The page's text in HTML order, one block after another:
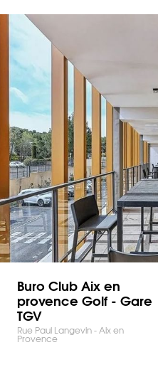
Buro Club Aix en
provence Golf - Gare
TGV
Rue Paul Langevin - Aix en
Provence